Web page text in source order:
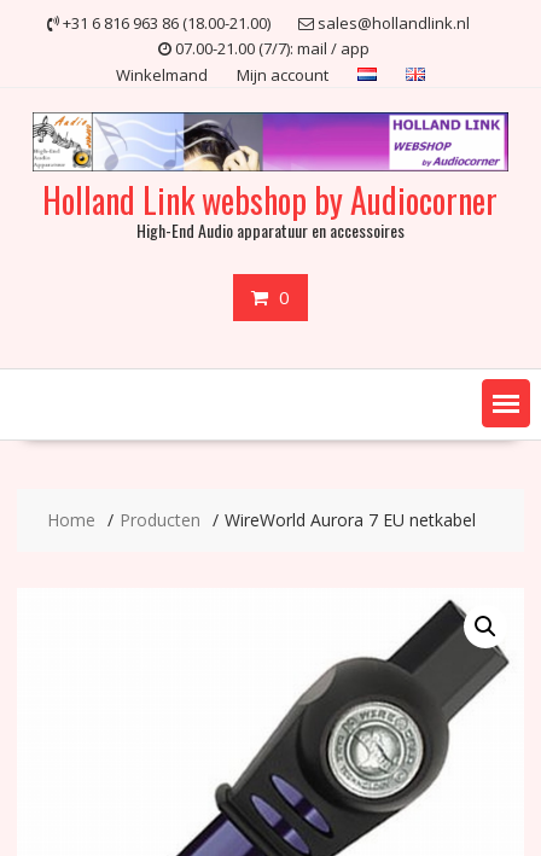
+31 6 816 963 86 (18.00-21.00)
sales@hollandlink.nl
07.00-21.00 (7/7): mail / app
Winkelmand
Mijn account
Holland Link webshop by Audiocorner
High-End Audio apparatuur en accessoires
0
Home Producten WireWorld Aurora 7 EU netkabel